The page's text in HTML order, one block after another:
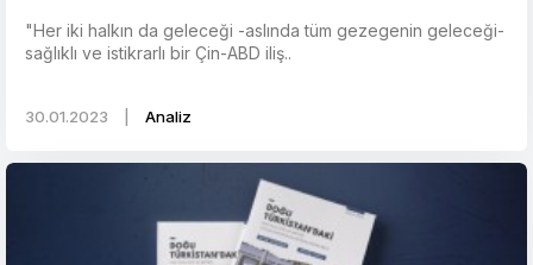
"Her iki halkın da geleceği -aslında tüm gezegenin geleceği-
sağlıklı ve istikrarlı bir Çin-ABD iliş..
30.01.2023 Analiz